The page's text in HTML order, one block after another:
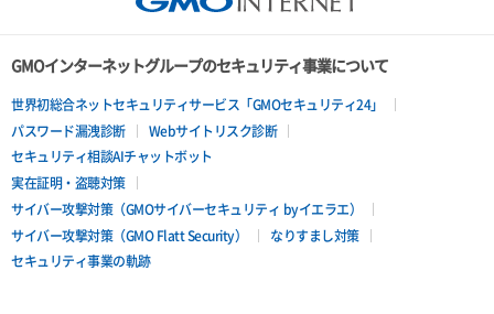
ポートデタッチ
ボリュームアタッチ
ボリュームデタッチ
GMOインターネットグループのセキュリティ事業について
世界初総合ネットセキュリティサービス「GMOセキュリティ24」
パスワード漏洩診断
Webサイトリスク診断
セキュリティ相談AIチャットボット
実在証明・盗聴対策
サイバー攻撃対策（GMOサイバーセキュリティ byイエラエ）
サイバー攻撃対策（GMO Flatt Security）
なりすまし対策
セキュリティ事業の軌跡